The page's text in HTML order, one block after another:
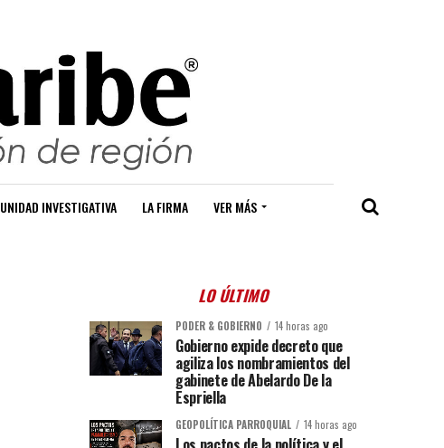
UNIDAD INVESTIGATIVA LA FIRMA VER MÁS
LO ÚLTIMO
PODER & GOBIERNO 14 horas ago
Gobierno expide decreto que
agiliza los nombramientos del
gabinete de Abelardo De la
Espriella
GEOPOLÍTICA PARROQUIAL 14 horas ago